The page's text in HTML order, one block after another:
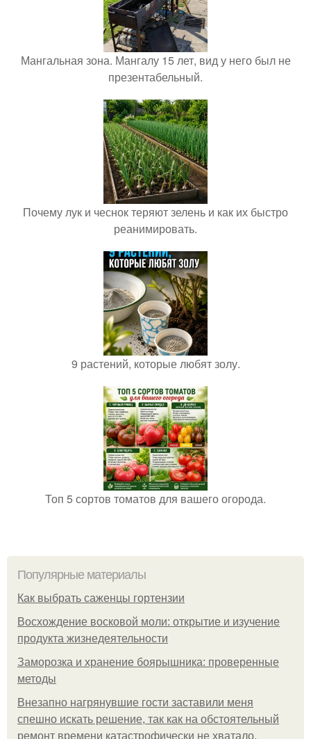
Мангальная зона. Мангалу 15 лет, вид у него был не
презентабельный.
Почему лук и чеснок теряют зелень и как их быстро
реанимировать.
9 растений, которые любят золу.
Топ 5 сортов томатов для вашего огорода.
Популярные материалы
Как выбрать саженцы гортензии
Восхождение восковой моли: открытие и изучение
продукта жизнедеятельности
Заморозка и хранение боярышника: проверенные
методы
Внезапно нагрянувшие гости заставили меня
спешно искать решение, так как на обстоятельный
ремонт времени катастрофически не хватало.